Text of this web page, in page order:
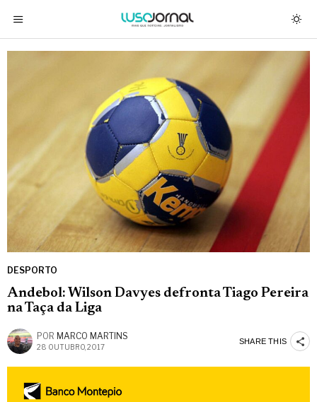
DESPORTO
Andebol: Wilson Davyes defronta Tiago Pereira
na Taça da Liga
POR MARCO MARTINS
28 OUTUBRO, 2017
SHARE THIS